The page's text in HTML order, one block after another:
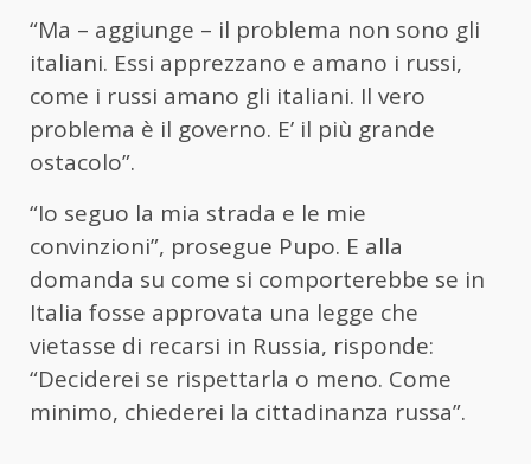
“Ma – aggiunge – il problema non sono gli
italiani. Essi apprezzano e amano i russi,
come i russi amano gli italiani. Il vero
problema è il governo. E’ il più grande
ostacolo”.
“Io seguo la mia strada e le mie
convinzioni”, prosegue Pupo. E alla
domanda su come si comporterebbe se in
Italia fosse approvata una legge che
vietasse di recarsi in Russia, risponde:
“Deciderei se rispettarla o meno. Come
minimo, chiederei la cittadinanza russa”.